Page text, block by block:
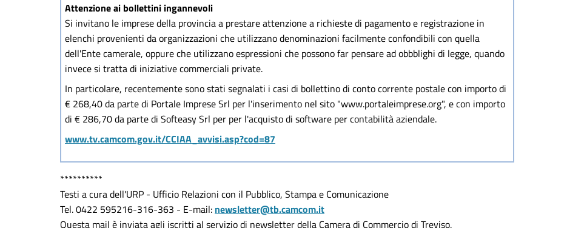
Attenzione ai bollettini ingannevoli
Si invitano le imprese della provincia a prestare attenzione a richieste di pagamento e registrazione in
elenchi provenienti da organizzazioni che utilizzano denominazioni facilmente confondibili con quella
dell'Ente camerale, oppure che utilizzano espressioni che possono far pensare ad obbblighi di legge, quando
invece si tratta di iniziative commerciali private.
In particolare, recentemente sono stati segnalati i casi di bollettino di conto corrente postale con importo di
€ 268,40 da parte di Portale Imprese Srl per l'inserimento nel sito "www.portaleimprese.org", e con importo
di € 286,70 da parte di Softeasy Srl per per l'acquisto di software per contabilità aziendale.
www.tv.camcom.gov.it/CCIAA_avvisi.asp?cod=87
**********
Testi a cura dell'URP - Ufficio Relazioni con il Pubblico, Stampa e Comunicazione
Tel. 0422 595216-316-363 - E-mail: newsletter@tb.camcom.it
Questa mail è inviata agli iscritti al servizio di newsletter della Camera di Commercio di Treviso.